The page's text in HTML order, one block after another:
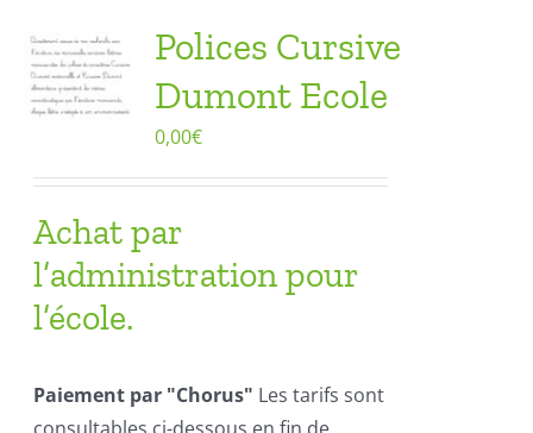
Polices Cursive
Dumont Ecole
0,00€
Achat par
l’administration pour
l’école.
Paiement par "Chorus" Les tarifs sont